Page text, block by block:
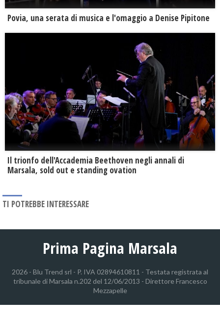
Povia, una serata di musica e l'omaggio a Denise Pipitone
Il trionfo dell'Accademia Beethoven negli annali di
Marsala, sold out e standing ovation
TI POTREBBE INTERESSARE
Prima Pagina Marsala
2026 - Blu Trend srl - P. IVA 02894610811 - Testata registrata al
tribunale di Marsala n.202 del 12/06/2013 - Direttore Francesco
Mezzapelle